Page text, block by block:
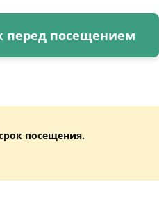
перед посещением
посещения.